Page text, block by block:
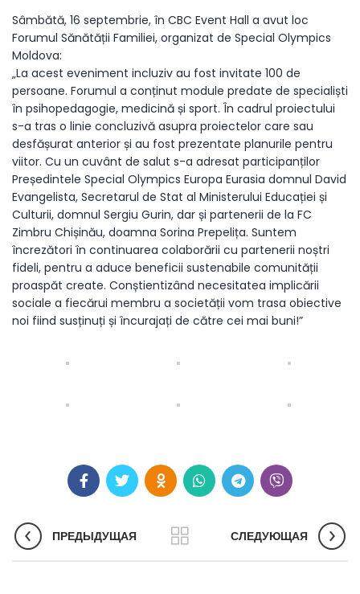
Sâmbătă, 16 septembrie, în CBC Event Hall a avut loc
Forumul Sănătății Familiei, organizat de Special Olympics
Moldova:
„La acest eveniment incluziv au fost invitate 100 de
persoane. Forumul a conținut module predate de specialiști
în psihopedagogie, medicină și sport. În cadrul proiectului
s-a tras o linie concluzivă asupra proiectelor care sau
desfășurat anterior și au fost prezentate planurile pentru
viitor. Cu un cuvânt de salut s-a adresat participanților
Președintele Special Olympics Europa Eurasia domnul David
Evangelista, Secretarul de Stat al Ministerului Educației și
Culturii, domnul Sergiu Gurin, dar și partenerii de la FC
Zimbru Chișinău, doamna Sorina Prepelița. Suntem
încrezători în continuarea colaborării cu partenerii noștri
fideli, pentru a aduce beneficii sustenabile comunității
proaspăt create. Conștientizând necesitatea implicării
sociale a fiecărui membru a societății vom trasa obiective
noi fiind susținuți și încurajați de către cei mai buni!”
ПРЕДЫДУЩАЯ СЛЕДУЮЩАЯ